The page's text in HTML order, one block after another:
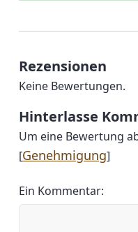
Rezensionen
Keine Bewertungen.
Hinterlasse
Um eine Bewertung
[Genehmigung]
Ein Kommentar: